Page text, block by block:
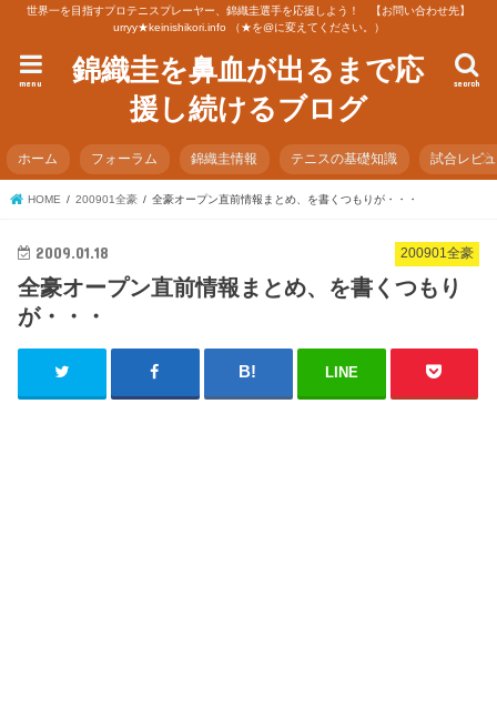
世界一を目指すプロテニスプレーヤー、錦織圭選手を応援しよう！ 【お問い合わせ先】
urryy★keinishikori.info （★を@に変えてください。）
錦織圭を鼻血が出るまで応
援し続けるブログ
search
menu
ホーム フォーラム 錦織圭情報 テニスの基礎知識 試合レビ
HOME 200901全豪 全豪オープン直前情報まとめ、を書くつもりが・・・
200901全豪
2009.01.18
全豪オープン直前情報まとめ、を書くつもり
が・・・
LINE